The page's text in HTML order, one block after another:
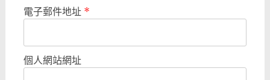
電子郵件地址 *
個人網站網址